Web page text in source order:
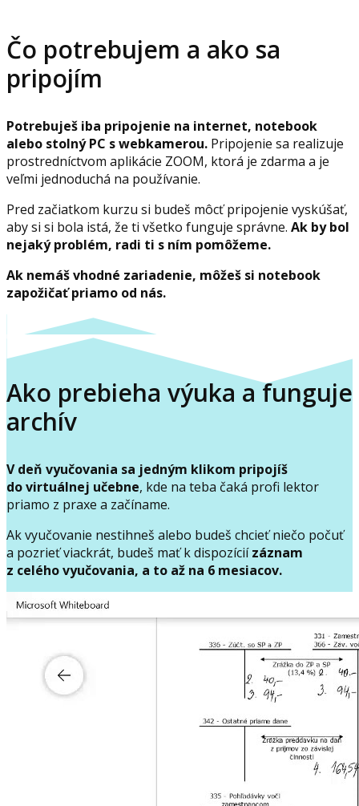
Čo potrebujem a ako sa
pripojím
Potrebuješ iba pripojenie na internet, notebook
alebo stolný PC s webkamerou. Pripojenie sa realizuje
prostredníctvom aplikácie ZOOM, ktorá je zdarma a je
veľmi jednoduchá na používanie.
Pred začiatkom kurzu si budeš môcť pripojenie vyskúšať,
aby si si bola istá, že ti všetko funguje správne. Ak by bol
nejaký problém, radi ti s ním pomôžeme.
Ak nemáš vhodné zariadenie, môžeš si notebook
zapožičať priamo od nás.
Ako prebieha výuka a funguje
archív
V deň vyučovania sa jedným klikom pripojíš
do virtuálnej učebne, kde na teba čaká profi lektor
priamo z praxe a začíname.
Ak vyučovanie nestihneš alebo budeš chcieť niečo počuť
a pozrieť viackrát, budeš mať k dispozíciízáznam
z celého vyučovania, a to až na 6 mesiacov.